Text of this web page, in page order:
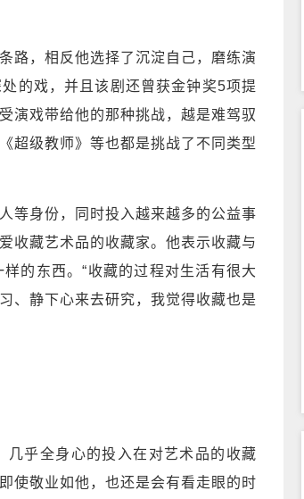
，相反他选择了沉淀自己，磨练演
的戏，并且该剧还曾获金钟奖5项提
演戏带给他的那种挑战，越是难驾驭
超级教师》等也都是挑战了不同类型
身份，同时投入越来越多的公益事
收藏艺术品的收藏家。他表示收藏与
的东西。“收藏的过程对生活有很大
、静下心来去研究，我觉得收藏也是
乎全身心的投入在对艺术品的收藏
使敬业如他，也还是会有看走眼的时